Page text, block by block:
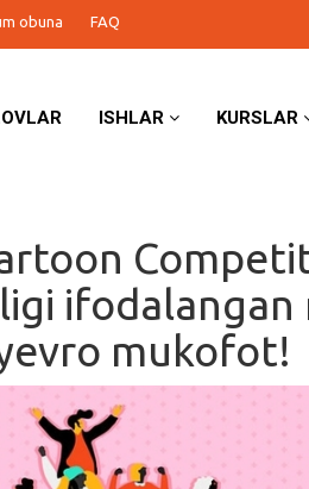
obuna FAQ
ISHLAR KURSLAR
ifodalangan
mukofot!